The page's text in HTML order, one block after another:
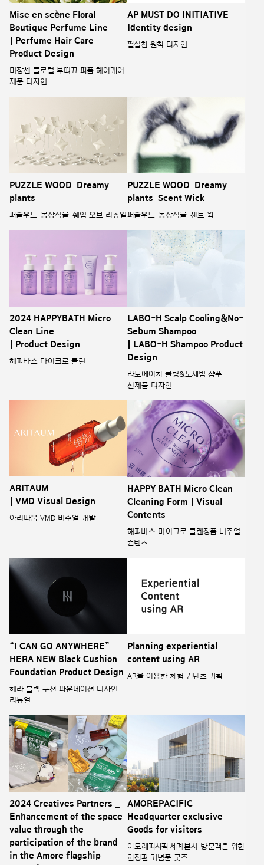
Mise en scène Floral
Boutique Perfume Line
| Perfume Hair Care
Product Design
미쟝센 플로럴 부띠끄 퍼퓸 헤어케어
제품 디자인
AP MUST DO INITIATIVE
Identity design
필실천 원칙 디자인
PUZZLE WOOD_Dreamy
plants_
퍼즐우드_몽상식물_쉐입 오브 리츄얼
PUZZLE WOOD_Dreamy
plants_Scent Wick
퍼즐우드_몽상식물_센트 윅
2024 HAPPYBATH Micro
Clean Line
| Product Design
해피바스 마이크로 클린
LABO-H Scalp Cooling&No-
Sebum Shampoo
| LABO-H Shampoo Product
Design
라보에이치 쿨링&노세범 샴푸
신제품 디자인
ARITAUM
| VMD Visual Design
아리따움 VMD 비주얼 개발
HAPPY BATH Micro Clean
Cleaning Form | Visual
Contents
해피바스 마이크로 클렌징폼 비주얼
컨텐츠
“I CAN GO ANYWHERE”
HERA NEW Black Cushion
Foundation Product Design
헤라 블랙 쿠션 파운데이션 디자인
리뉴얼
Planning experiential
content using AR
AR을 이용한 체험 컨텐츠 기획
2024 Creatives Partners _
Enhancement of the space
value through the
participation of the brand
in the Amore flagship
AMOREPACIFIC
Headquarter exclusive
Goods for visitors
아모레퍼시픽 세계본사 방문객을 위한
한정판 기념품 굿즈